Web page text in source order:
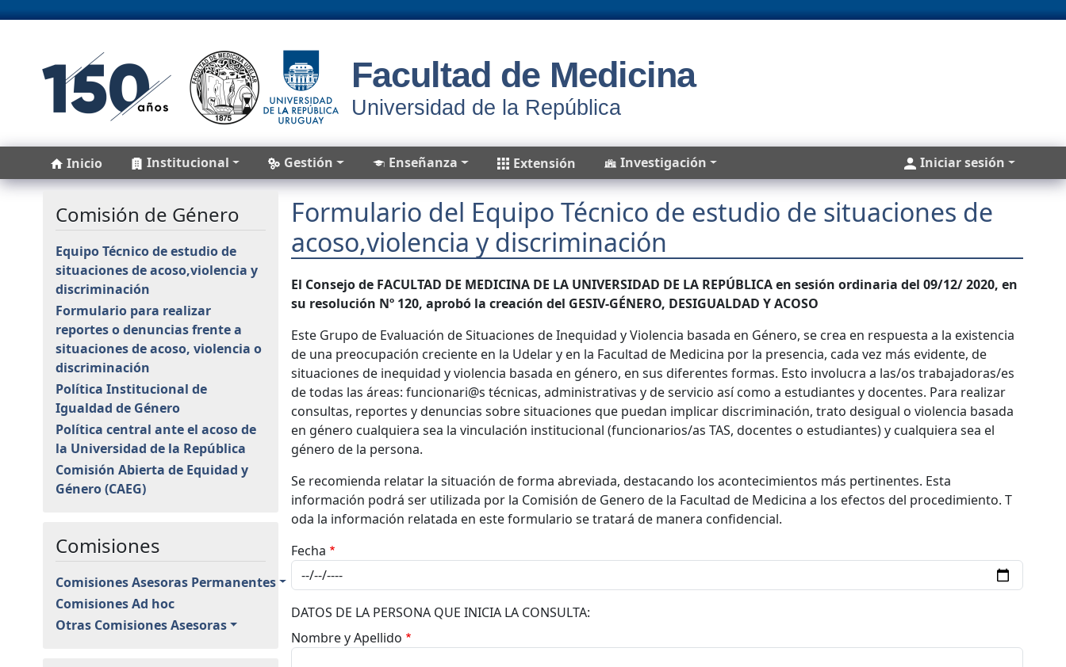
Facultad de Medicina
Universidad de la República
Main navigation
Inicio Institucional Gestión Enseñanza Extensión Investigación Cuentas
Iniciar sesión
Comisión de Género
Equipo Técnico de estudio de
situaciones de acoso,violencia y
discriminación
Formulario para realizar
reportes o denuncias frente a
situaciones de acoso, violencia o
discriminación
Política Institucional de
Igualdad de Género
Política central ante el acoso de
la Universidad de la República
Comisión Abierta de Equidad y
Género (CAEG)
Comisiones
Comisiones Asesoras Permanentes
Comisiones Ad hoc
Otras Comisiones Asesoras
Formulario del Equipo Técnico de estudio de situaciones de
acoso,violencia y discriminación
El Consejo de FACULTAD DE MEDICINA DE LA UNIVERSIDAD DE LA REPÚBLICA en sesión ordinaria del 09/12/ 2020, en
su resolución Nº 120, aprobó la creación del GESIV-GÉNERO, DESIGUALDAD Y ACOSO
Este Grupo de Evaluación de Situaciones de Inequidad y Violencia basada en Género, se crea en respuesta a la existencia
de una preocupación creciente en la Udelar y en la Facultad de Medicina por la presencia, cada vez más evidente, de
situaciones de inequidad y violencia basada en género, en sus diferentes formas. Esto involucra a las/os trabajadoras/es
de todas las áreas: funcionari@s técnicas, administrativas y de servicio así como a estudiantes y docentes. Para realizar
consultas, reportes y denuncias sobre situaciones que puedan implicar discriminación, trato desigual o violencia basada
en género cualquiera sea la vinculación institucional (funcionarios/as TAS, docentes o estudiantes) y cualquiera sea el
género de la persona.
Se recomienda relatar la situación de forma abreviada, destacando los acontecimientos más pertinentes. Esta
información podrá ser utilizada por la Comisión de Genero de la Facultad de Medicina a los efectos del procedimiento. T
oda la información relatada en este formulario se tratará de manera confidencial.
Fecha
DATOS DE LA PERSONA QUE INICIA LA CONSULTA:
Nombre y Apellido